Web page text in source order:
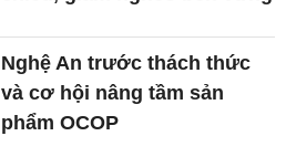
Nghệ An trước thách thức
và cơ hội nâng tầm sản
phẩm OCOP